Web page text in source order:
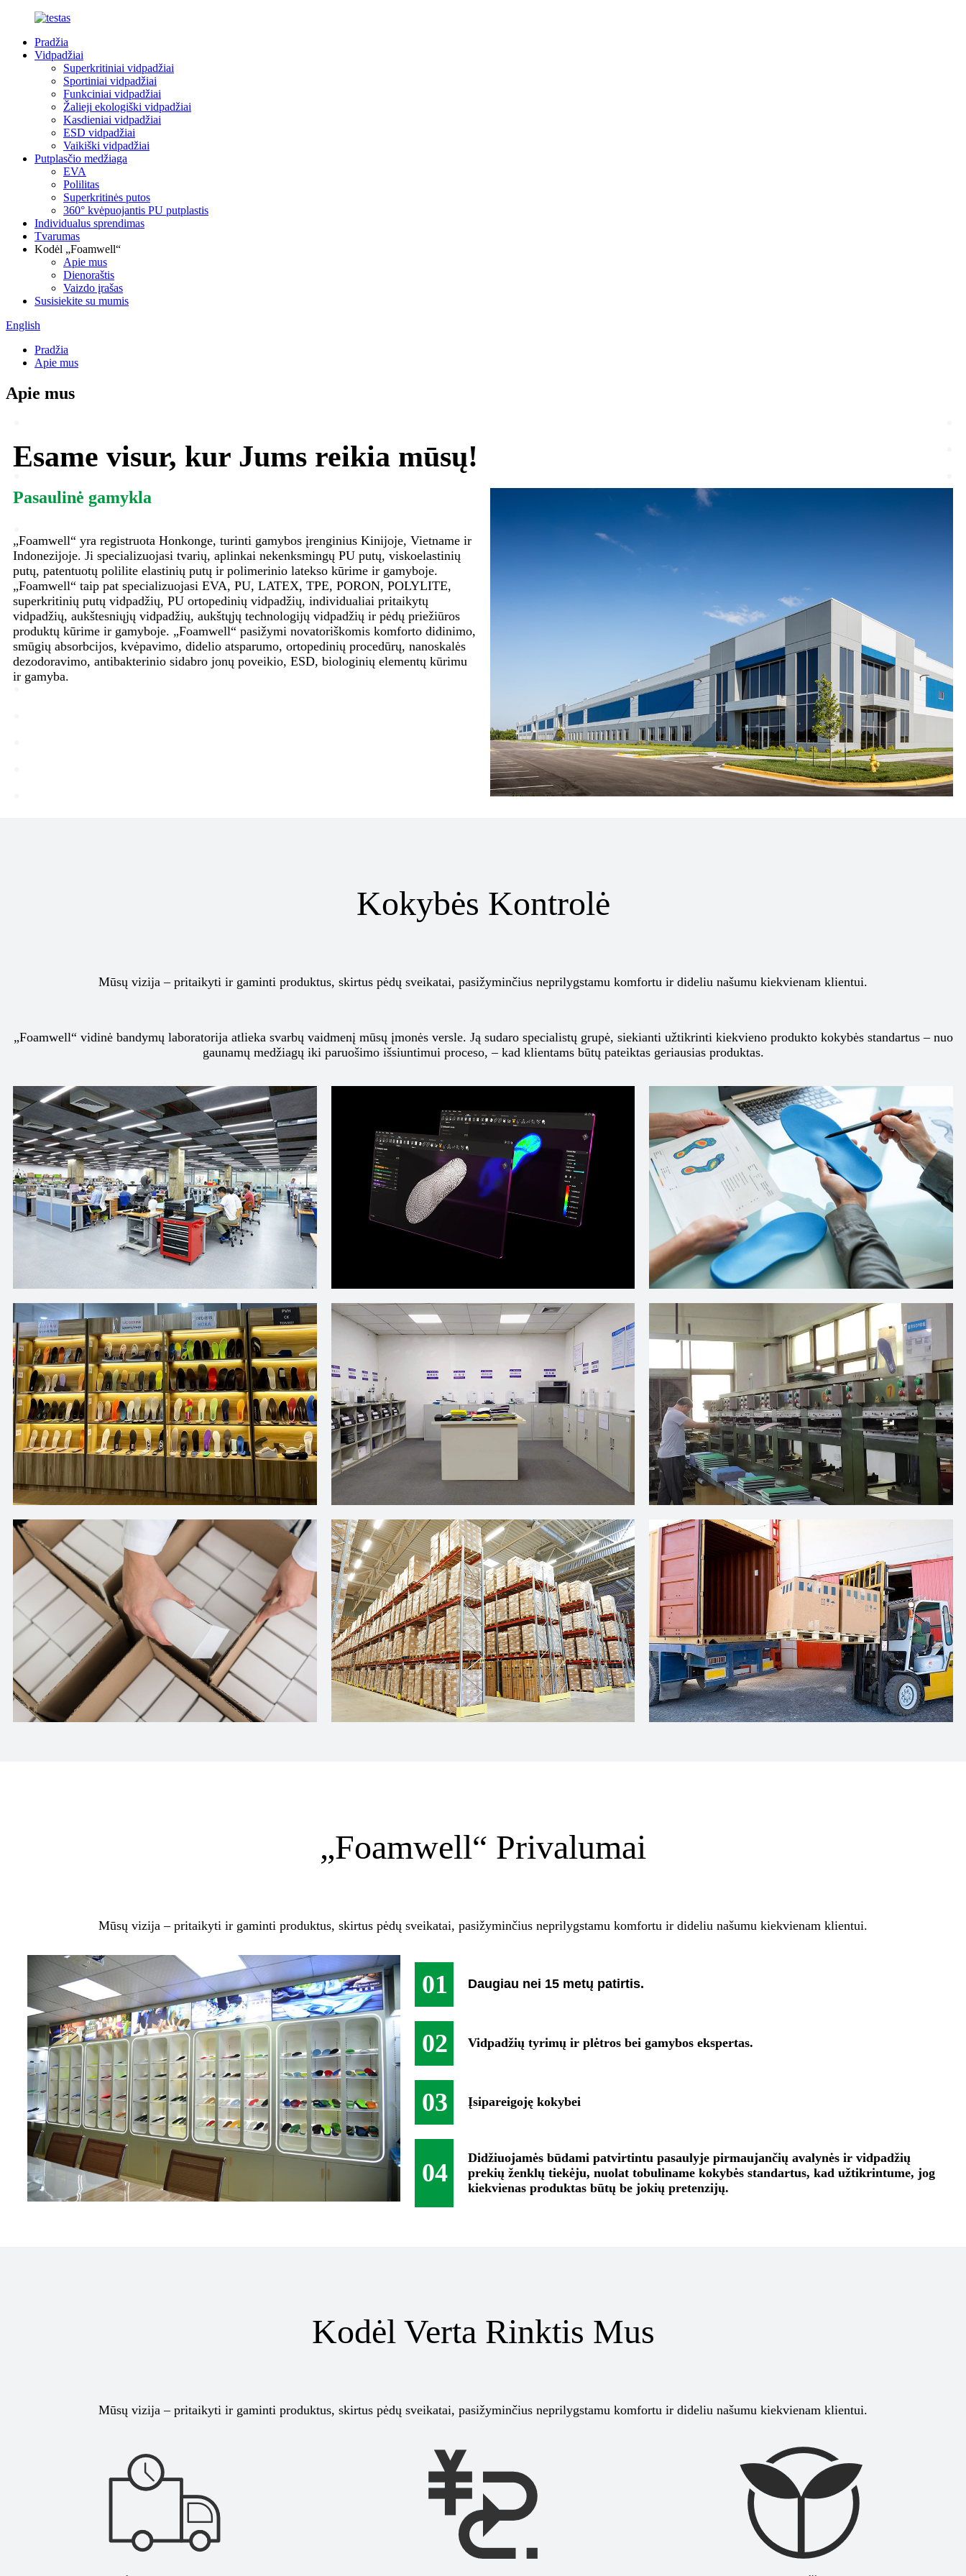
Pradžia
Vidpadžiai
Superkritiniai vidpadžiai
Sportiniai vidpadžiai
Funkciniai vidpadžiai
Žalieji ekologiški vidpadžiai
Kasdieniai vidpadžiai
ESD vidpadžiai
Vaikiški vidpadžiai
Putplasčio medžiaga
EVA
Polilitas
Superkritinės putos
360° kvėpuojantis PU putplastis
Individualus sprendimas
Tvarumas
Kodėl „Foamwell“
Apie mus
Dienoraštis
Vaizdo įrašas
Susisiekite su mumis
English
Pradžia
Apie mus
Apie mus
Esame visur, kur Jums reikia mūsų!
Pasaulinė gamykla
„Foamwell“ yra registruota Honkonge, turinti gamybos įrenginius Kinijoje, Vietname ir
Indonezijoje. Ji specializuojasi tvarių, aplinkai nekenksmingų PU putų, viskoelastinių
putų, patentuotų polilite elastinių putų ir polimerinio latekso kūrime ir gamyboje.
„Foamwell“ taip pat specializuojasi EVA, PU, ​​LATEX, TPE, PORON, POLYLITE,
superkritinių putų vidpadžių, PU ortopedinių vidpadžių, individualiai pritaikytų
vidpadžių, aukštesniųjų vidpadžių, aukštųjų technologijų vidpadžių ir pėdų priežiūros
produktų kūrime ir gamyboje. „Foamwell“ pasižymi novatoriškomis komforto didinimo,
smūgių absorbcijos, kvėpavimo, didelio atsparumo, ortopedinių procedūrų, nanoskalės
dezodoravimo, antibakterinio sidabro jonų poveikio, ESD, biologinių elementų kūrimu
ir gamyba.
Kokybės Kontrolė
Mūsų vizija – pritaikyti ir gaminti produktus, skirtus pėdų sveikatai, pasižyminčius neprilygstamu komfortu ir dideliu našumu kiekvienam klientui.
„Foamwell“ vidinė bandymų laboratorija atlieka svarbų vaidmenį mūsų įmonės versle. Ją sudaro specialistų grupė, siekianti užtikrinti kiekvieno produkto kokybės standartus – nuo
​​gaunamų medžiagų iki paruošimo išsiuntimui proceso, – kad klientams būtų pateiktas geriausias produktas.
„Foamwell“ Privalumai
Mūsų vizija – pritaikyti ir gaminti produktus, skirtus pėdų sveikatai, pasižyminčius neprilygstamu komfortu ir dideliu našumu kiekvienam klientui.
01 Daugiau nei 15 metų patirtis.
02 Vidpadžių tyrimų ir plėtros bei gamybos ekspertas.
03 Įsipareigoję kokybei
04
Didžiuojamės būdami patvirtintu pasaulyje pirmaujančių avalynės ir vidpadžių
prekių ženklų tiekėju, nuolat tobuliname kokybės standartus, kad užtikrintume, jog
kiekvienas produktas būtų be jokių pretenzijų.
Kodėl Verta Rinktis Mus
Mūsų vizija – pritaikyti ir gaminti produktus, skirtus pėdų sveikatai, pasižyminčius neprilygstamu komfortu ir dideliu našumu kiekvienam klientui.